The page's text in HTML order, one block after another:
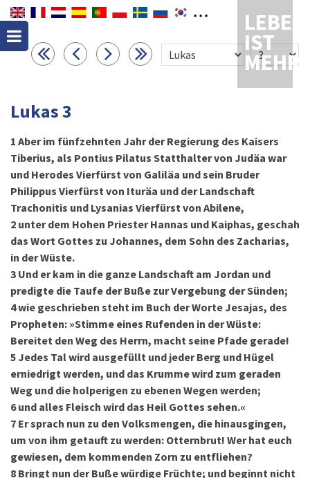
LEBEN
IST
MEHR
Lukas 3
1 Aber im fünfzehnten Jahr der Regierung des Kaisers
Tiberius, als Pontius Pilatus Statthalter von Judäa war
und Herodes Vierfürst von Galiläa und sein Bruder
Philippus Vierfürst von Ituräa und der Landschaft
Trachonitis und Lysanias Vierfürst von Abilene,
2 unter dem Hohen Priester Hannas und Kaiphas, geschah
das Wort Gottes zu Johannes, dem Sohn des Zacharias,
in der Wüste.
3 Und er kam in die ganze Landschaft am Jordan und
predigte die Taufe der Buße zur Vergebung der Sünden;
4wie geschrieben steht im Buch der Worte Jesajas, des
Propheten: »Stimme eines Rufenden in der Wüste:
Bereitet den Weg des Herrn, macht seine Pfade gerade!
5 Jedes Tal wird ausgefüllt und jeder Berg und Hügel
erniedrigt werden, und das Krumme wird zum geraden
Weg und die holperigen zu ebenen Wegen werden;
6 und alles Fleisch wird das Heil Gottes sehen.«
7 Er sprach nun zu den Volksmengen, die hinausgingen,
um von ihm getauft zu werden: Otternbrut! Wer hat euch
gewiesen, dem kommenden Zorn zu entfliehen?
8 Bringt nun der Buße würdige Früchte; und beginnt nicht